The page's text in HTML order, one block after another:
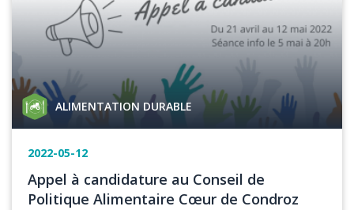
Catégorie
de
ALIMENTATION DURABLE
Date
de
l'événement
2022-05-12
Titre
de
Appel à candidature au Conseil de
Politique Alimentaire Cœur de Condroz